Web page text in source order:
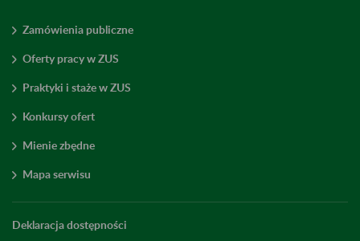
Zamówienia publiczne
Oferty pracy w ZUS
Praktyki i staże w ZUS
Konkursy ofert
Mienie zbędne
Mapa serwisu
Deklaracja dostępności